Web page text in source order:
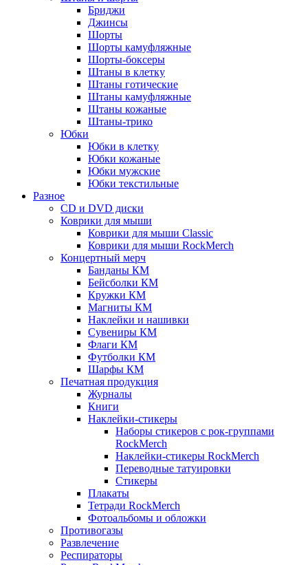
Бриджи
Джинсы
Шорты
Шорты камуфляжные
Шорты-боксеры
Штаны в клетку
Штаны готические
Штаны камуфляжные
Штаны кожаные
Штаны-трико
Юбки
Юбки в клетку
Юбки кожаные
Юбки мужские
Юбки текстильные
Разное
CD и DVD диски
Коврики для мыши
Коврики для мыши Classic
Коврики для мыши RockMerch
Концертный мерч
Банданы КМ
Бейсболки КМ
Кружки КМ
Магниты КМ
Наклейки и нашивки
Сувениры КМ
Флаги КМ
Футболки КМ
Шарфы КМ
Печатная продукция
Журналы
Книги
Наклейки-стикеры
Наборы стикеров с рок-группами
RockMerch
Наклейки-стикеры RockMerch
Переводные татуировки
Стикеры
Плакаты
Тетради RockMerch
Фотоальбомы и обложки
Противогазы
Развлечение
Респираторы